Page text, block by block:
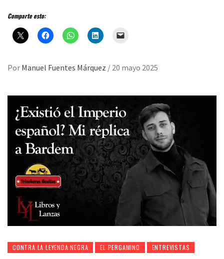
Comparte esto:
Por Manuel Fuentes Márquez / 20 mayo 2025
CONTRA LA LEYENDA NEGRA EL PERGAMINO ENTREVISTAS